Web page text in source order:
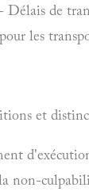
- Délais de
les
et
non-